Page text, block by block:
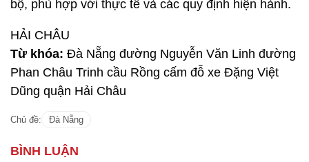
bộ, phù hợp với thực tế và các quy định hiện hành.
HẢI CHÂU
Từ khóa: Đà Nẵng đường Nguyễn Văn Linh đường
Phan Châu Trinh cầu Rồng cấm đỗ xe Đặng Việt
Dũng quận Hải Châu
Chủ đề: Đà Nẵng